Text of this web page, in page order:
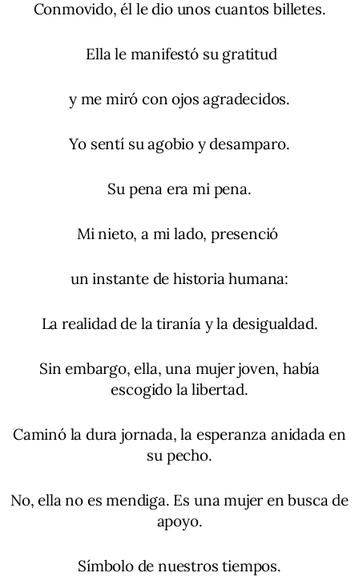
Conmovido, él le dio unos cuantos billetes.
Ella le manifestó su gratitud
y me miró con ojos agradecidos.
Yo sentí su agobio y desamparo.
Su pena era mi pena.
Mi nieto, a mi lado, presenció
un instante de historia humana:
La realidad de la tiranía y la desigualdad.
Sin embargo, ella, una mujer joven, había
escogido la libertad.
Caminó la dura jornada, la esperanza anidada en
su pecho.
No, ella no es mendiga. Es una mujer en busca de
apoyo.
Símbolo de nuestros tiempos.